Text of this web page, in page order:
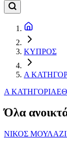
ΚΥΠΡΟΣ
Α
Α ΚΑΤΗΓΟΡΙΑ
Όλα
ΝΙΚΟΣ